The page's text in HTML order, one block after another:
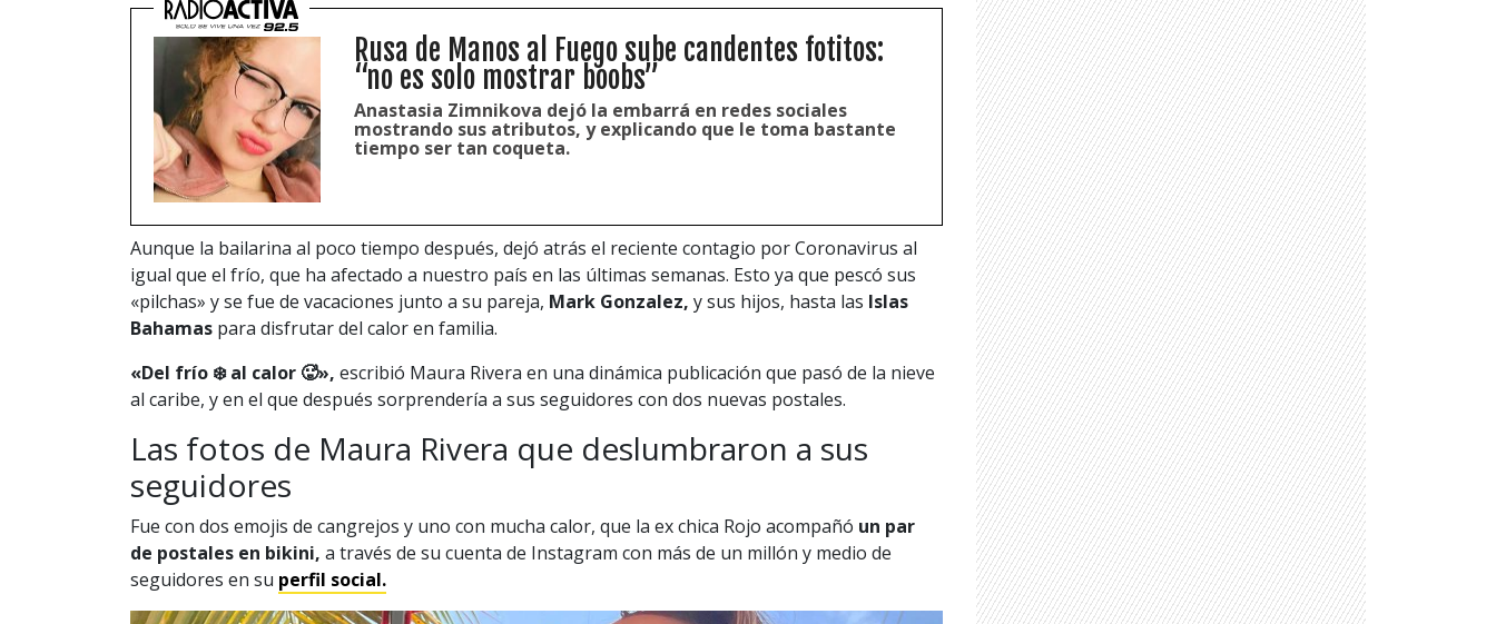
Rusa de Manos al Fuego sube candentes fotitos:
“no es solo mostrar boobs”
Anastasia Zimnikova dejó la embarrá en redes sociales
mostrando sus atributos, y explicando que le toma bastante
tiempo ser tan coqueta.
Aunque la bailarina al poco tiempo después, dejó atrás el reciente contagio por Coronavirus al
igual que el frío, que ha afectado a nuestro país en las últimas semanas. Esto ya que pescó sus
«pilchas» y se fue de vacaciones junto a su pareja, Mark Gonzalez, y sus hijos, hasta las Islas
Bahamas para disfrutar del calor en familia.
«Del frío ❄️ al calor 🥵», escribió Maura Rivera en una dinámica publicación que pasó de la nieve
al caribe, y en el que después sorprendería a sus seguidores con dos nuevas postales.
Las fotos de Maura Rivera que deslumbraron a sus
seguidores
Fue con dos emojis de cangrejos y uno con mucha calor, que la ex chica Rojo acompañó un par
de postales en bikini, a través de su cuenta de Instagram con más de un millón y medio de
seguidores en su perfil social.